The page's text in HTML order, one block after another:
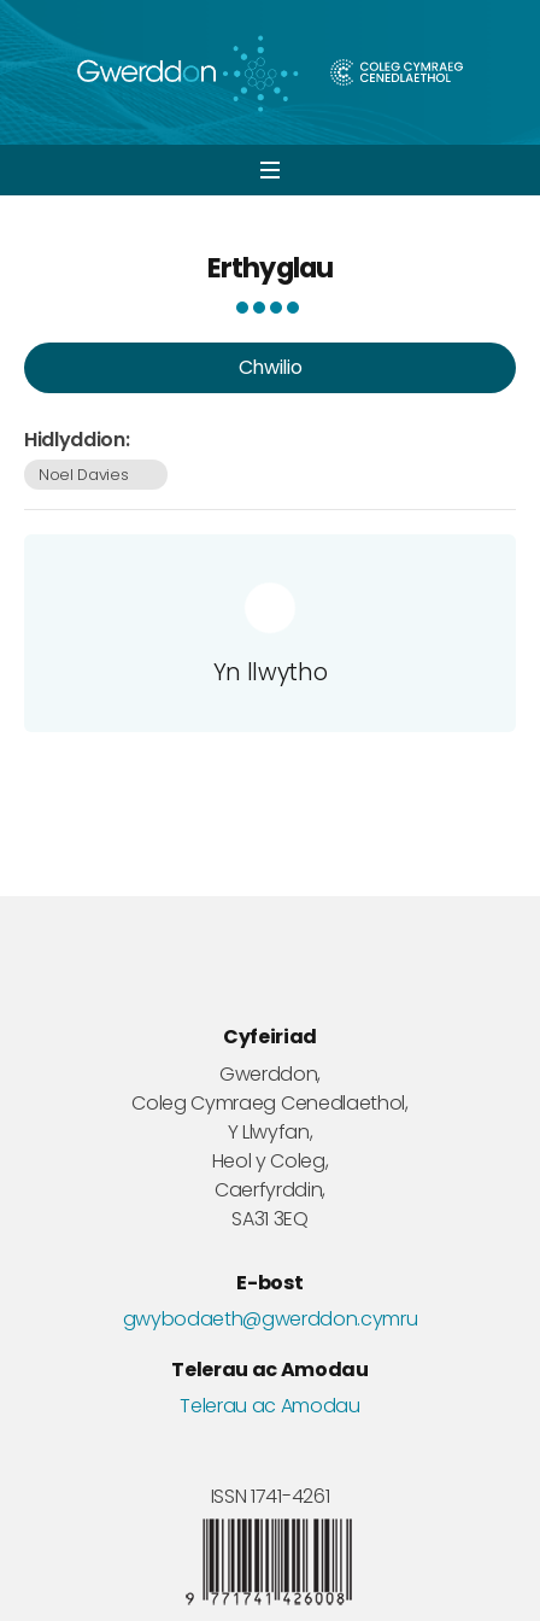
Open
Erthyglau
Chwilio
Hidlyddion:
Noel Davies
Yn llwytho
Cyfeiriad
Gwerddon,
Coleg Cymraeg Cenedlaethol,
Y Llwyfan,
Heol y Coleg,
Caerfyrddin,
SA31 3EQ
E-bost
gwybodaeth@gwerddon.cymru
Telerau ac Amodau
Telerau ac Amodau
ISSN 1741-4261